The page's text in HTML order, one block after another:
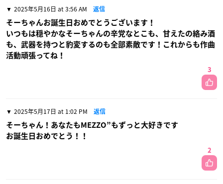
2025年5月16日 at 3:56 AM 返信
そーちゃんお誕生日おめでとうございます！
いつもは穏やかなそーちゃんの辛党なとこも、甘えたの絡み酒
も、武器を持つと豹変するのも全部素敵です！これからも作曲
活動頑張ってね！
3
2025年5月17日 at 1:02 PM 返信
そーちゃん！あなたもMEZZO”もずっと大好きです
お誕生日おめでとう！！
2